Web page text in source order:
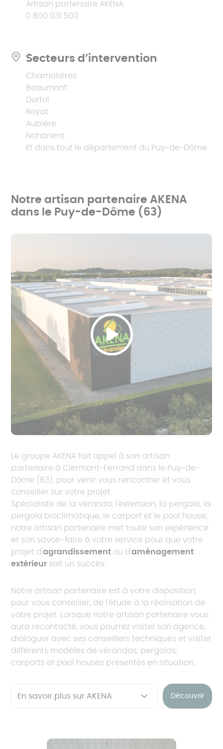
Artisan partenaire AKENA
0 800 031 500
Secteurs d’intervention
Chamalières
Beaumont
Durtol
Royat
Aubière
Nohanent
Et dans tout le département du Puy-de-Dôme
Notre artisan partenaire AKENA
dans le Puy-de-Dôme (63)
Le groupe AKENA fait appel à son artisan
partenaire à Clermont-Ferrand dans le Puy-de-
Dôme (63), pour venir vous rencontrer et vous
conseiller sur votre projet.
Spécialiste de la véranda, l'extension, la pergola, la
pergola bioclimatique, le carport et le pool house,
notre artisan partenaire met toute son expérience
et son savoir-faire à votre service pour que votre
projet d'agrandissement ou d'aménagement
extérieur soit un succès.
Notre artisan partenaire est à votre disposition,
pour vous conseiller, de l'étude à la réalisation de
votre projet. Lorsque notre artisan partenaire vous
aura recontacté, vous pourrez visiter son agence,
dialoguer avec ses conseillers techniques et visiter
différents modèles de vérandas, pergolas,
carports et pool houses présentés en situation.
Découvrir